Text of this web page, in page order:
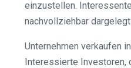
einzustellen.
nachvollziehbar
Unternehmen verkaufen
Interessierte Investoren,